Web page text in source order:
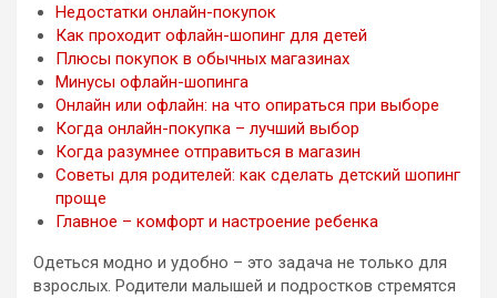
Недостатки онлайн-покупок
Как проходит офлайн-шопинг для детей
Плюсы покупок в обычных магазинах
Минусы офлайн-шопинга
Онлайн или офлайн: на что опираться при выборе
Когда онлайн-покупка – лучший выбор
Когда разумнее отправиться в магазин
Советы для родителей: как сделать детский шопинг
проще
Главное – комфорт и настроение ребенка
Одеться модно и удобно – это задача не только для
взрослых. Родители малышей и подростков стремятся